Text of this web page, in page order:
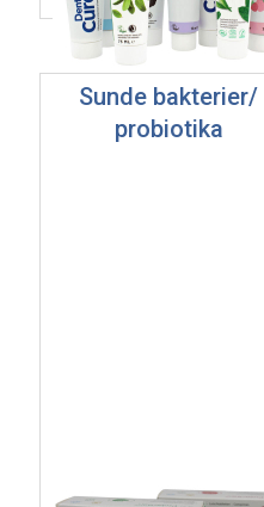
Sunde bakterier/
probiotika